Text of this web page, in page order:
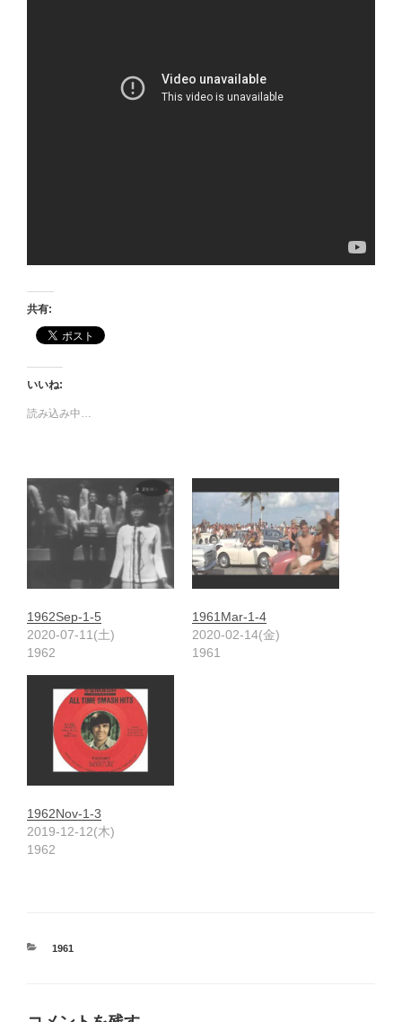
共有:
いいね:
読み込み中…
1962Sep-1-5
2020-07-11(土)
1962
1961Mar-1-4
2020-02-14(金)
1961
1962Nov-1-3
2019-12-12(木)
1962
カ
1961